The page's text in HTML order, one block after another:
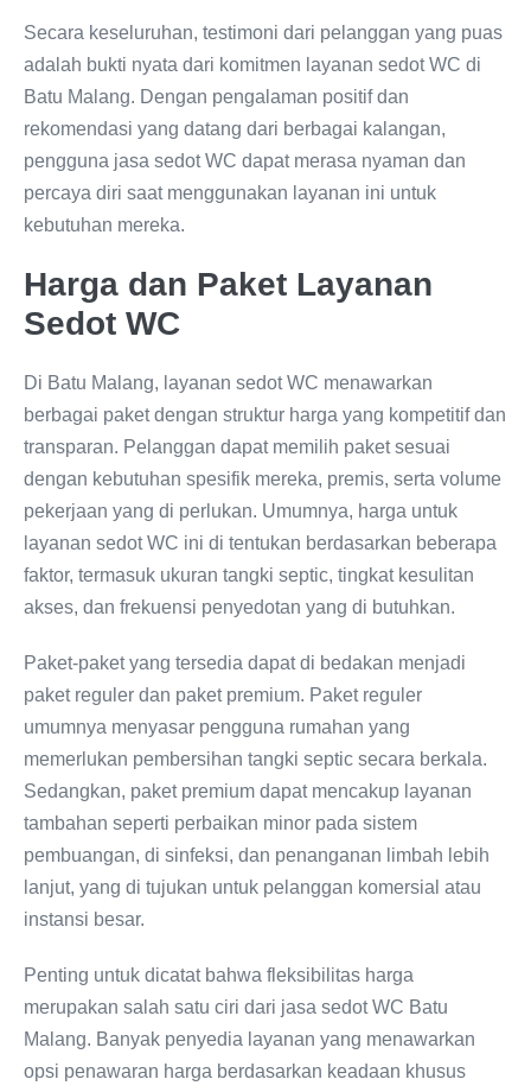
Secara keseluruhan, testimoni dari pelanggan yang puas
adalah bukti nyata dari komitmen layanan sedot WC di
Batu Malang. Dengan pengalaman positif dan
rekomendasi yang datang dari berbagai kalangan,
pengguna jasa sedot WC dapat merasa nyaman dan
percaya diri saat menggunakan layanan ini untuk
kebutuhan mereka.
Harga dan Paket Layanan
Sedot WC
Di Batu Malang, layanan sedot WC menawarkan
berbagai paket dengan struktur harga yang kompetitif dan
transparan. Pelanggan dapat memilih paket sesuai
dengan kebutuhan spesifik mereka, premis, serta volume
pekerjaan yang di perlukan. Umumnya, harga untuk
layanan sedot WC ini di tentukan berdasarkan beberapa
faktor, termasuk ukuran tangki septic, tingkat kesulitan
akses, dan frekuensi penyedotan yang di butuhkan.
Paket-paket yang tersedia dapat di bedakan menjadi
paket reguler dan paket premium. Paket reguler
umumnya menyasar pengguna rumahan yang
memerlukan pembersihan tangki septic secara berkala.
Sedangkan, paket premium dapat mencakup layanan
tambahan seperti perbaikan minor pada sistem
pembuangan, di sinfeksi, dan penanganan limbah lebih
lanjut, yang di tujukan untuk pelanggan komersial atau
instansi besar.
Penting untuk dicatat bahwa fleksibilitas harga
merupakan salah satu ciri dari jasa sedot WC Batu
Malang. Banyak penyedia layanan yang menawarkan
opsi penawaran harga berdasarkan keadaan khusus